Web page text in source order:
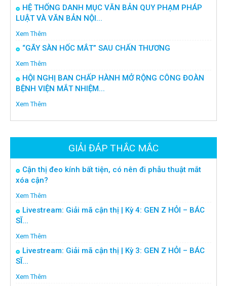
HỆ THỐNG DANH MỤC VĂN BẢN QUY PHẠM PHÁP
LUẬT VÀ VĂN BẢN NỘI...
Xem Thêm
“GÃY SÀN HỐC MẮT” SAU CHẤN THƯƠNG
Xem Thêm
HỘI NGHỊ BAN CHẤP HÀNH MỞ RỘNG CÔNG ĐOÀN
BỆNH VIỆN MẮT NHIỆM...
Xem Thêm
GIẢI ĐÁP THẮC MẮC
Cận thị đeo kính bất tiện, có nên đi phẫu thuật mắt
xóa cận?
Xem Thêm
Livestream: Giải mã cận thị | Kỳ 4: GEN Z HỎI – BÁC
SĨ...
Xem Thêm
Livestream: Giải mã cận thị | Kỳ 3: GEN Z HỎI – BÁC
SĨ...
Xem Thêm